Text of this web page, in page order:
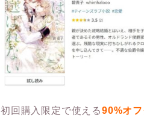
初回購入限定で使える90%オ